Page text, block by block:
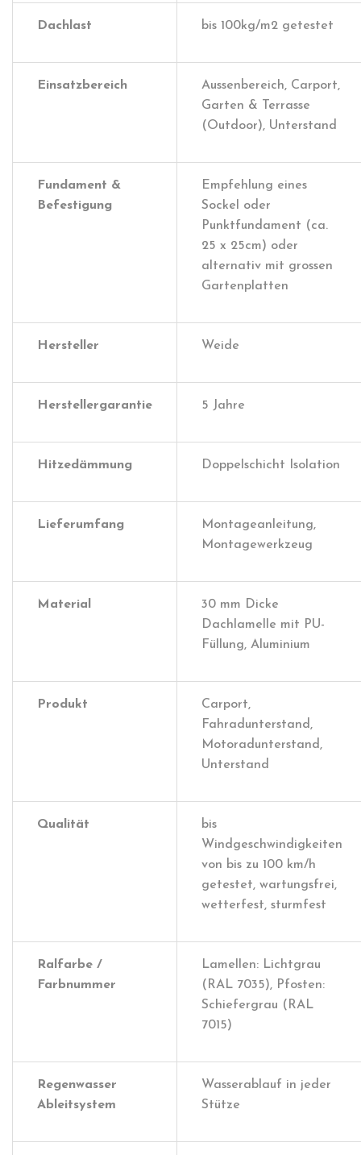
Dachlast bis 100kg/m2 getestet
Einsatzbereich
Aussenbereich, Carport,
Garten & Terrasse
(Outdoor), Unterstand
Fundament &
Befestigung
Empfehlung eines
Sockel oder
Punktfundament (ca.
25 x 25cm) oder
alternativ mit grossen
Gartenplatten
Hersteller Weide
Herstellergarantie 5 Jahre
Hitzedämmung Doppelschicht Isolation
Lieferumfang
Montageanleitung,
Montagewerkzeug
Material
30 mm Dicke
Dachlamelle mit PU-
Füllung, Aluminium
Produkt
Carport,
Fahradunterstand,
Motoradunterstand,
Unterstand
Qualität
bis
Windgeschwindigkeiten
von bis zu 100 km/h
getestet, wartungsfrei,
wetterfest, sturmfest
Ralfarbe /
Farbnummer
Lamellen: Lichtgrau
(RAL 7035), Pfosten:
Schiefergrau (RAL
7015)
Regenwasser
Ableitsystem
Wasserablauf in jeder
Stütze